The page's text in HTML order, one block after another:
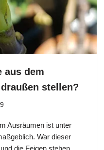
aus dem
stellen?
Ausräumen ist unter
War dieser